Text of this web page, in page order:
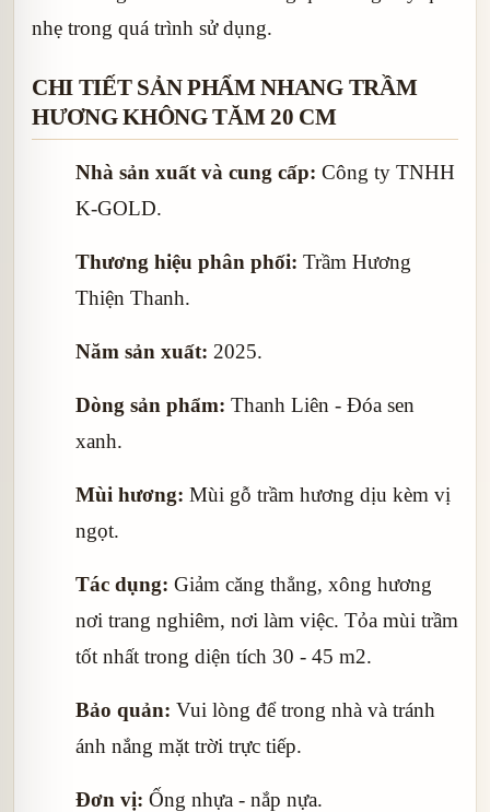
nhẹ trong quá trình sử dụng.
CHI TIẾT SẢN PHẨM NHANG TRẦM
HƯƠNG KHÔNG TĂM 20 CM
Nhà sản xuất và cung cấp: Công ty TNHH
K-GOLD.
Thương hiệu phân phối: Trầm Hương
Thiện Thanh.
Năm sản xuất: 2025.
Dòng sản phẩm: Thanh Liên - Đóa sen
xanh.
Mùi hương: Mùi gỗ trầm hương dịu kèm vị
ngọt.
Tác dụng: Giảm căng thẳng, xông hương
nơi trang nghiêm, nơi làm việc. Tỏa mùi trầm
tốt nhất trong diện tích 30 - 45 m2.
Bảo quản: Vui lòng để trong nhà và tránh
ánh nắng mặt trời trực tiếp.
Đơn vị: Ống nhựa - nắp nựa.